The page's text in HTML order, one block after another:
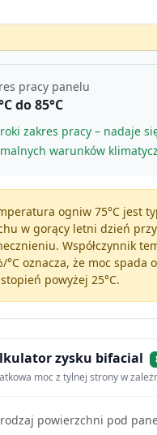
pracy panelu
do 85°C
zakres pracy – nadaje
warunków
ogniw 75°C jest
w gorący letni dzień przy
Współczynnik
°Coznacza, że moc spada
powyżej 25°C.
zysku bifacial
moc z tylnej strony w
powierzchni pod